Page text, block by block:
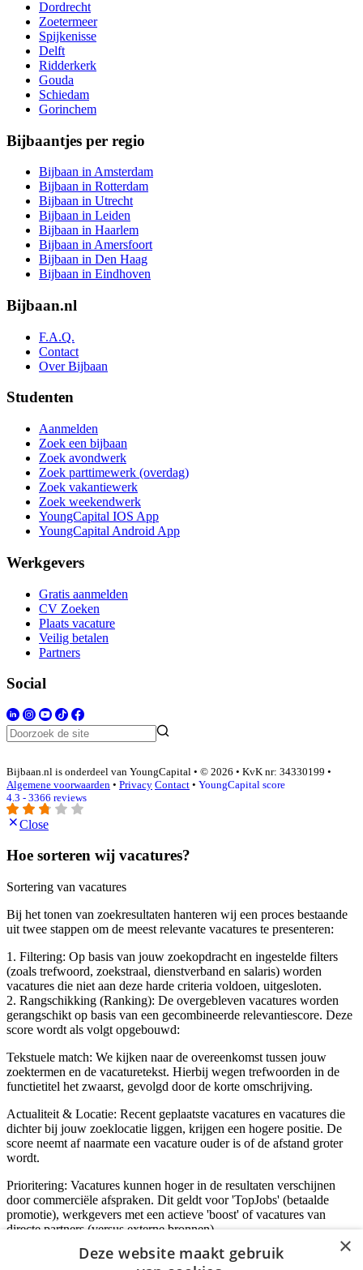
Dordrecht
Zoetermeer
Spijkenisse
Delft
Ridderkerk
Gouda
Schiedam
Gorinchem
Bijbaantjes per regio
Bijbaan in Amsterdam
Bijbaan in Rotterdam
Bijbaan in Utrecht
Bijbaan in Leiden
Bijbaan in Haarlem
Bijbaan in Amersfoort
Bijbaan in Den Haag
Bijbaan in Eindhoven
Bijbaan.nl
F.A.Q.
Contact
Over Bijbaan
Studenten
Aanmelden
Zoek een bijbaan
Zoek avondwerk
Zoek parttimewerk (overdag)
Zoek vakantiewerk
Zoek weekendwerk
YoungCapital IOS App
YoungCapital Android App
Werkgevers
Gratis aanmelden
CV Zoeken
Plaats vacature
Veilig betalen
Partners
Social
Bijbaan.nl is onderdeel van YoungCapital • © 2026 • KvK nr: 34330199 •
Algemene voorwaarden • Privacy Contact • YoungCapital score
4.3 - 3366 reviews
Close
Hoe sorteren wij vacatures?
Sortering van vacatures
Bij het tonen van zoekresultaten hanteren wij een proces bestaande
uit twee stappen om de meest relevante vacatures te presenteren:
1. Filtering: Op basis van jouw zoekopdracht en ingestelde filters
(zoals trefwoord, zoekstraal, dienstverband en salaris) worden
vacatures die niet aan deze harde criteria voldoen, uitgesloten.
2. Rangschikking (Ranking): De overgebleven vacatures worden
gerangschikt op basis van een gecombineerde relevantiescore. Deze
score wordt als volgt opgebouwd:
Tekstuele match: We kijken naar de overeenkomst tussen jouw
zoektermen en de vacaturetekst. Hierbij wegen trefwoorden in de
functietitel het zwaarst, gevolgd door de korte omschrijving.
Actualiteit & Locatie: Recent geplaatste vacatures en vacatures die
dichter bij jouw zoeklocatie liggen, krijgen een hogere positie. De
score neemt af naarmate een vacature ouder is of de afstand groter
wordt.
Prioritering: Vacatures kunnen hoger in de resultaten verschijnen
door commerciële afspraken. Dit geldt voor 'TopJobs' (betaalde
promotie), werkgevers met een actieve 'boost' of vacatures van
directe partners (versus externe bronnen).
×
Deze website maakt gebruik